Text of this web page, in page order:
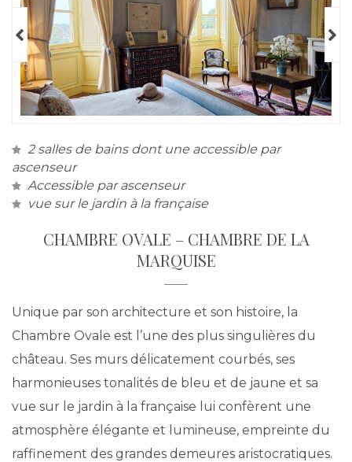
2 salles de bains dont une accessible par
ascenseur
Accessible par ascenseur
vue sur le jardin à la française
CHAMBRE OVALE – CHAMBRE DE LA
MARQUISE
Unique par son architecture et son histoire, la
Chambre Ovale est l’une des plus singulières du
château. Ses murs délicatement courbés, ses
harmonieuses tonalités de bleu et de jaune et sa
vue sur le jardin à la française lui confèrent une
atmosphère élégante et lumineuse, empreinte du
raffinement des grandes demeures aristocratiques.